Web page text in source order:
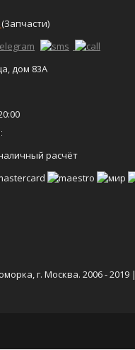
(Запчасти)
дом 83А
расчёт
г. Москва. 2006 - 2019 |